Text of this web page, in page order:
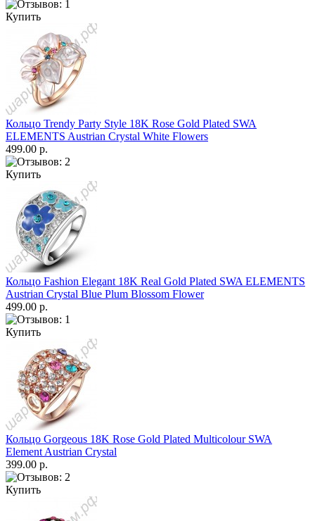
Купить
Кольцо Trendy Party Style 18K Rose Gold Plated SWA
ELEMENTS Austrian Crystal White Flowers
499.00 р.
Купить
Кольцо Fashion Elegant 18K Real Gold Plated SWA ELEMENTS
Austrian Crystal Blue Plum Blossom Flower
499.00 р.
Купить
Кольцо Gorgeous 18K Rose Gold Plated Multicolour SWA
Element Austrian Crystal
399.00 р.
Купить